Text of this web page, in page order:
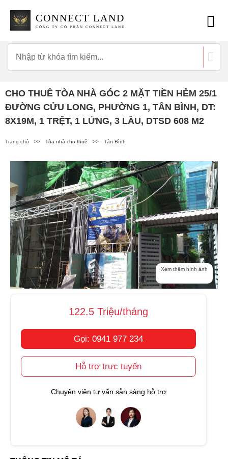
CONNECT LAND
CÔNG TY CỔ PHẦN CONNECT LAND
CHO THUÊ TÒA NHÀ GÓC 2 MẶT TIỀN HẺM 25/1
ĐƯỜNG CỬU LONG, PHƯỜNG 1, TÂN BÌNH, DT:
8X19M, 1 TRỆT, 1 LỬNG, 3 LẦU, DTSD 608 M2
Trang chủ >> Tòa nhà cho thuê >> Tân Bình
Xem thêm hình ảnh
122.5 Triệu/tháng
Gọi: 0941 977 234
Hỗ trợ trực tuyến
Chuyên viên tư vấn sẵn sàng hỗ trợ